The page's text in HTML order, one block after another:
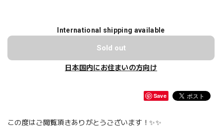
International shipping available
Sold out
日本国内にお住まいの方向け
Save
この度はご閲覧頂きありがとうございます！✨✨